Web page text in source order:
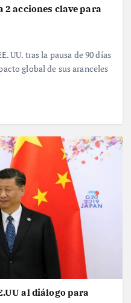
acciones clave para
UU. tras la pausa de 90 días
global de sus aranceles
al diálogo para